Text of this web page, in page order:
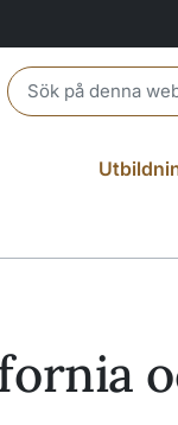
Header search